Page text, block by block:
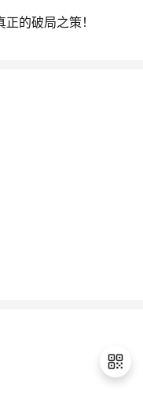
的破局之策！